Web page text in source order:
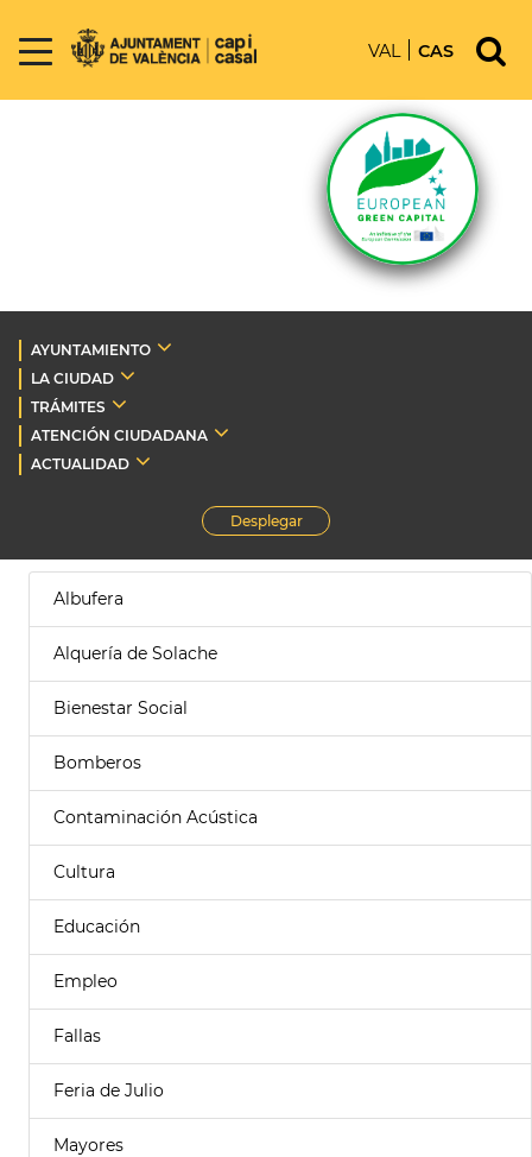
VAL CAS
AYUNTAMIENTO
LA CIUDAD
TRÁMITES
ATENCIÓN CIUDADANA
ACTUALIDAD
Desplegar
Albufera
Alquería de Solache
Bienestar Social
Bomberos
Contaminación Acústica
Cultura
Educación
Empleo
Fallas
Feria de Julio
Mayores